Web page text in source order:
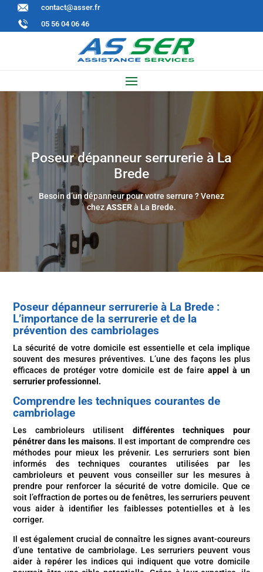
contact@asser.fr
05 56 04 06 46
Poseur dépanneur serrurerie à La
Brede
Besoin d’un dépanneur pour votre serrure ? Venez
chezASSERà La Brede.
Poseur dépanneur serrurerie à La Brede :
L’importance de la serrurerie et de la
prévention des cambriolages
La sécurité de votre domicile est essentielle et cela implique
souvent des mesures préventives. L’une des façons les plus
efficaces de protéger votre domicile est de faire appel à un
serrurier professionnel.
Comprendre les techniques courantes de
cambriolage
Les cambrioleurs utilisent
différentes techniques pour
pénétrer dans les maisons. Il est important de comprendre ces
méthodes pour mieux les prévenir. Les serruriers sont bien
informés des techniques courantes utilisées par les
cambrioleurs et peuvent vous conseiller sur les mesures à
prendre pour renforcer la sécurité de votre domicile. Que ce
soit l’effraction de portes ou de fenêtres, les serruriers peuvent
vous aider à identifier les faiblesses potentielles et à les
corriger.
Il est également crucial de connaître les signes avant-coureurs
d’une tentative de cambriolage. Les serruriers peuvent vous
aider à repérer les indices qui indiquent que votre domicile